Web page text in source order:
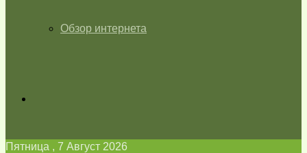
Обзор интернета
Пятница , 7 Август 2026